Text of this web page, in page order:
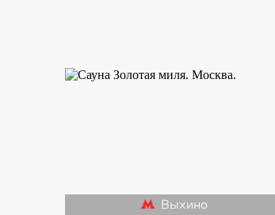
Выхино